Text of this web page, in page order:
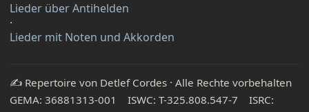
Lieder über Antihelden
·
Lieder mit Noten und Akkorden
✍️ Repertoire von Detlef Cordes · Alle Rechte vorbehalten
GEMA: 36881313-001 ISWC: T-325.808.547-7 ISRC: